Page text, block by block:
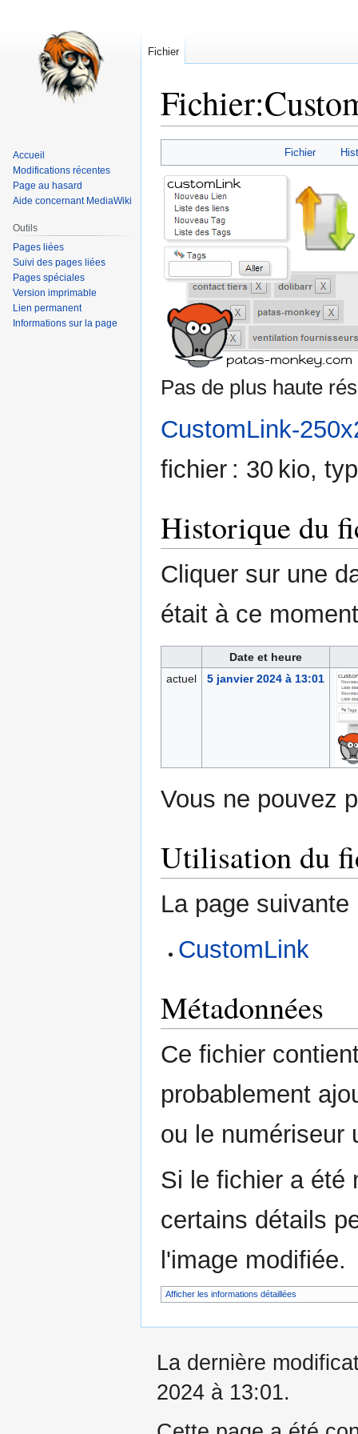
Fichier:
à
la
navigation
à
la
recherche
Fichier
Pas de plus haute
CustomLink-
fichier : 30 kio,
Historique du
Cliquer sur une
était à ce
Date et heure
actuel
5 janvier 2024 à 13:01
Vous ne pouvez
Utilisation du
La page
CustomLink
Métadonnées
Ce fichier
probablement
ou le numériseur
Si le fichier a été
certains détails
l'image modifiée.
Afficher les informations détaillées
Fichier
Accueil
Modifications récentes
Page au hasard
Aide concernant MediaWiki
Outils
Pages liées
Suivi des pages liées
Pages spéciales
Version imprimable
Lien permanent
Informations sur la page
La dernière
2024 à 13:01.